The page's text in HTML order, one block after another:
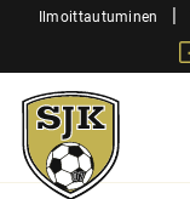
SiirryIlmoittautuminen |
Sjk-
Juniorit